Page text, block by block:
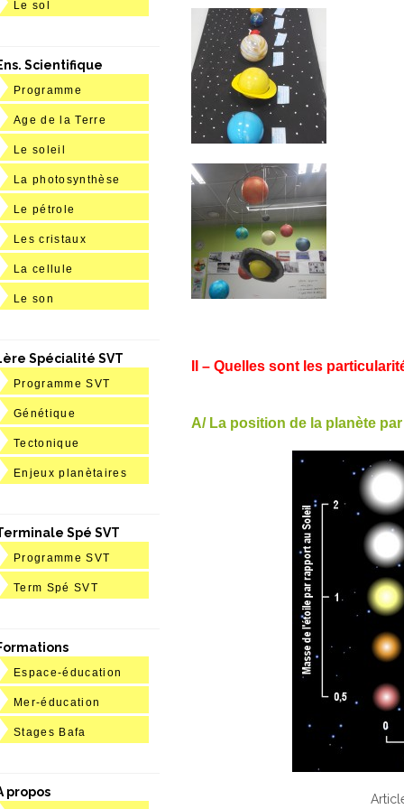
II – Quelles sont les
A/ La position de la planète
Le sol
Scientifique
Programme
Age de la Terre
Le soleil
La photosynthèse
Le pétrole
Les cristaux
La cellule
Le son
Spécialité SVT
Programme SVT
Génétique
Tectonique
Enjeux planètaires
Spé SVT
Programme SVT
Term Spé SVT
Espace-éducation
Mer-éducation
Stages Bafa
propos